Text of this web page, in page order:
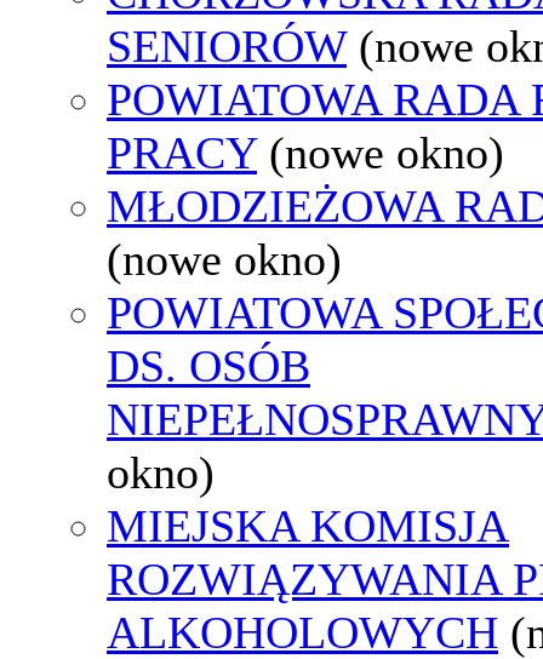
SENIORÓW (nowe
POWIATOWA RADA
PRACY (nowe okno)
MŁODZIEŻOWA
(nowe okno)
POWIATOWA
DS. OSÓB
okno)
MIEJSKA KOMISJA
ROZWIĄZYWANIA
ALKOHOLOWYCH